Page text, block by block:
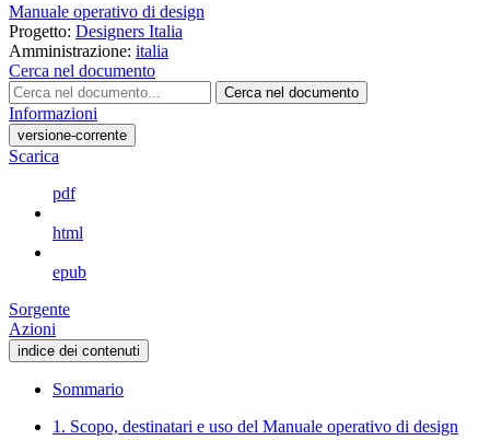
Manuale operativo di design
Progetto: Designers Italia
Amministrazione: italia
Cerca nel documento
Cerca nel documento
Informazioni
versione-corrente
Scarica
pdf
html
epub
Sorgente
Azioni
indice dei contenuti
Sommario
1. Scopo, destinatari e uso del Manuale operativo di design